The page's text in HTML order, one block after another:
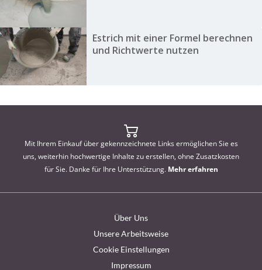
Estrich mit einer Formel berechnen
und Richtwerte nutzen
Mit Ihrem Einkauf über gekennzeichnete Links ermöglichen Sie es
uns, weiterhin hochwertige Inhalte zu erstellen, ohne Zusatzkosten
für Sie. Danke für Ihre Unterstützung. Mehr erfahren
Über Uns
Unsere Arbeitsweise
Cookie Einstellungen
Impressum